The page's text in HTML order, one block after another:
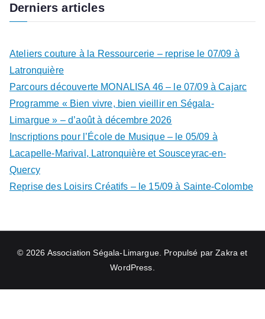
Derniers articles
Ateliers couture à la Ressourcerie – reprise le 07/09 à
Latronquière
Parcours découverte MONALISA 46 – le 07/09 à Cajarc
Programme « Bien vivre, bien vieillir en Ségala-
Limargue » – d’août à décembre 2026
Inscriptions pour l’École de Musique – le 05/09 à
Lacapelle-Marival, Latronquière et Sousceyrac-en-
Quercy
Reprise des Loisirs Créatifs – le 15/09 à Sainte-Colombe
© 2026 Association Ségala-Limargue. Propulsé parZakra et
WordPress.